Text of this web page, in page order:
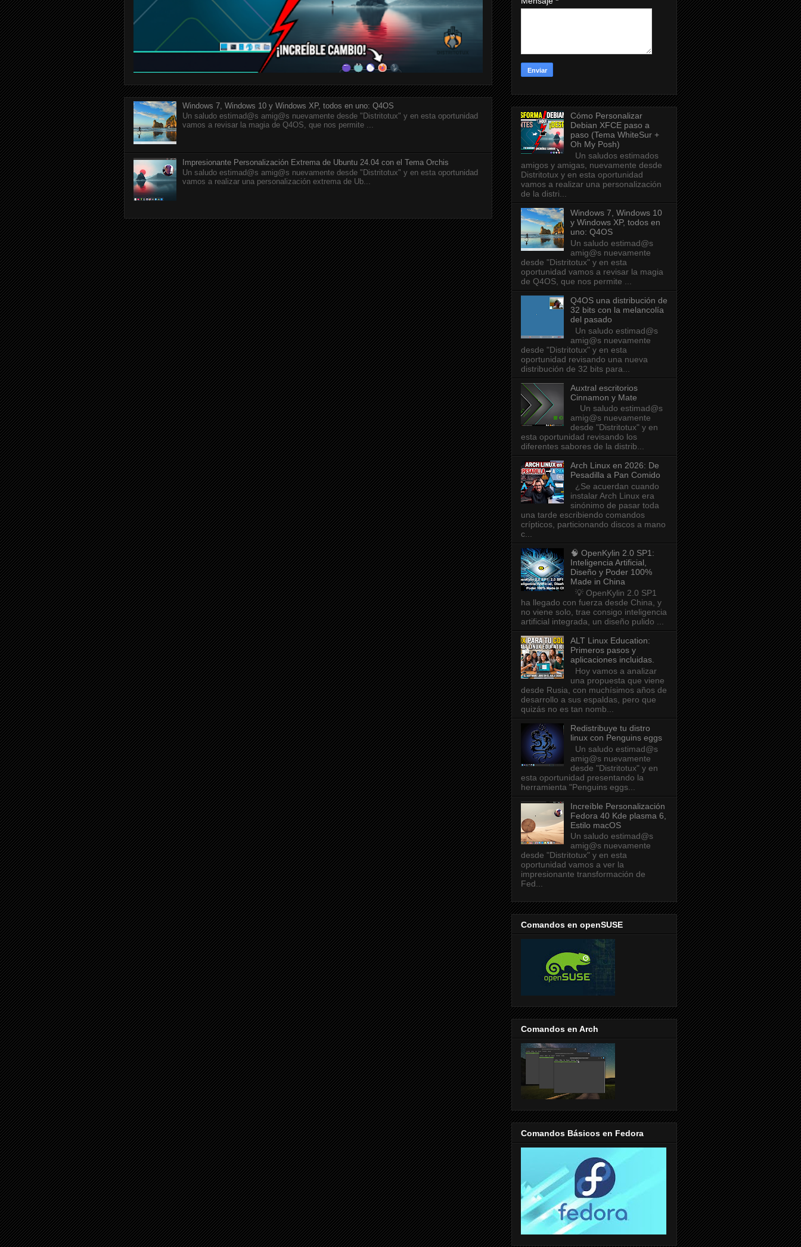
Windows 7, Windows 10 y Windows XP, todos en uno: Q4OS
Un saludo estimad@s amig@s nuevamente desde "Distritotux" y en esta oportunidad
vamos a revisar la magia de Q4OS, que nos permite ...
Impresionante Personalización Extrema de Ubuntu 24.04 con el Tema Orchis
Un saludo estimad@s amig@s nuevamente desde "Distritotux" y en esta oportunidad
vamos a realizar una personalización extrema de Ub...
Cómo Personalizar
Debian XFCE paso a
paso (Tema WhiteSur +
Oh My Posh)
Un saludos estimados
amigos y amigas, nuevamente desde
Distritotux y en esta oportunidad
vamos a realizar una personalización
de la distri...
Windows 7, Windows 10
y Windows XP, todos en
uno: Q4OS
Un saludo estimad@s
amig@s nuevamente
desde "Distritotux" y en esta
oportunidad vamos a revisar la magia
de Q4OS, que nos permite ...
Q4OS una distribución de
32 bits con la melancolía
del pasado
Un saludo estimad@s
amig@s nuevamente
desde "Distritotux" y en esta
oportunidad revisando una nueva
distribución de 32 bits para...
Auxtral escritorios
Cinnamon y Mate
Un saludo estimad@s
amig@s nuevamente
desde "Distritotux" y en
esta oportunidad revisando los
diferentes sabores de la distrib...
Arch Linux en 2026: De
Pesadilla a Pan Comido
¿Se acuerdan cuando
instalar Arch Linux era
sinónimo de pasar toda
una tarde escribiendo comandos
crípticos, particionando discos a mano
c...
🧠 OpenKylin 2.0 SP1:
Inteligencia Artificial,
Diseño y Poder 100%
Made in China
💡 OpenKylin 2.0 SP1
ha llegado con fuerza desde China, y
no viene solo, trae consigo inteligencia
artificial integrada, un diseño pulido ...
ALT Linux Education:
Primeros pasos y
aplicaciones incluidas.
Hoy vamos a analizar
una propuesta que viene
desde Rusia, con muchísimos años de
desarrollo a sus espaldas, pero que
quizás no es tan nomb...
Redistribuye tu distro
linux con Penguins eggs
Un saludo estimad@s
amig@s nuevamente
desde "Distritotux" y en
esta oportunidad presentando la
herramienta "Penguins eggs...
Increíble Personalización
Fedora 40 Kde plasma 6,
Estilo macOS
Un saludo estimad@s
amig@s nuevamente
desde "Distritotux" y en esta
oportunidad vamos a ver la
impresionante transformación de
Fed...
Comandos en openSUSE
Comandos en Arch
Comandos Básicos en Fedora